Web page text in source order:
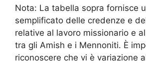
Nota: La tabella sopra fornisce
semplificato delle credenze e
relative al lavoro missionario e
tra gli Amish e i Mennoniti. È
riconoscere che vi è variazione